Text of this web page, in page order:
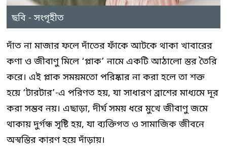
ছবি - সংগৃহীত
দাঁত না মাজার ফলে দাঁতের ফাঁকে আটকে থাকা খাবারের
কণা ও জীবাণু মিলে ‘প্লাক’ নামে একটি আঠালো স্তর তৈরি
করে। এই প্লাক সময়মতো পরিষ্কার না করা হলে তা শক্ত
হয়ে ‘টারটার’-এ পরিণত হয়, যা সাধারণ ব্রাশের মাধ্যমে দূর
করা সম্ভব নয়। এছাড়া, দীর্ঘ সময় ধরে মুখে জীবাণু জমে
থাকায় দুর্গন্ধ সৃষ্টি হয়, যা ব্যক্তিগত ও সামাজিক জীবনে
অস্বস্তির কারণ হয়ে দাঁড়ায়।